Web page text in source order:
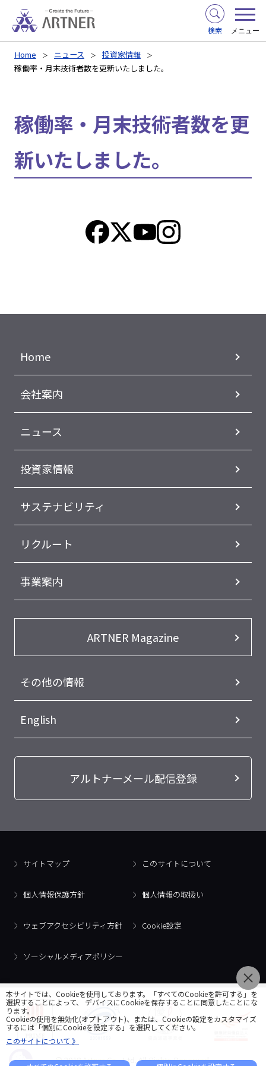
検索 メニュー
Home ニュース
投資家情報
稼働率・月末技術者数を更新いたしました。
稼働率・月末技術者数を更
新いたしました。
Home
会社案内
ニュース
投資家情報
サステナビリティ
リクルート
事業案内
ARTNER Magazine
その他の情報
English
アルトナーメール配信登録
サイトマップ このサイトについて
個人情報保護方針 個人情報の取扱い
ウェブアクセシビリティ方針 Cookie設定
ソーシャルメディアポリシー
© 2018 Artner Co., Ltd. All Rights Reserved.
本サイトでは、Cookieを使用しております。「すべてのCookieを許可する」を
選択することによって、 デバイスにCookieを保存することに同意したことにな
ります。
Cookieの使用を無効化(オプトアウト)、または、Cookieの設定をカスタマイズ
するには「個別にCookieを設定する」を選択してください。
このサイトについて 》